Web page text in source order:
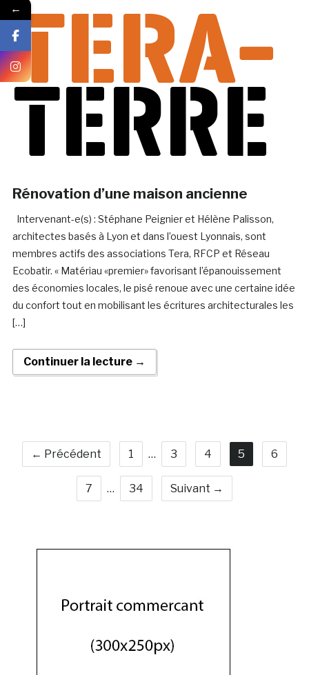
Rénovation d’une maison ancienne
Intervenant-e(s) : Stéphane Peignier et Hélène Palisson,
architectes basés à Lyon et dans l’ouest Lyonnais, sont
membres actifs des associations Tera, RFCP et Réseau
Ecobatir. « Matériau «premier» favorisant l’épanouissement
des économies locales, le pisé renoue avec une certaine idée
du confort tout en mobilisant les écritures architecturales les
[…]
Continuer la lecture →
← Précédent 1 … 3 4 5 6
7 … 34 Suivant →
←